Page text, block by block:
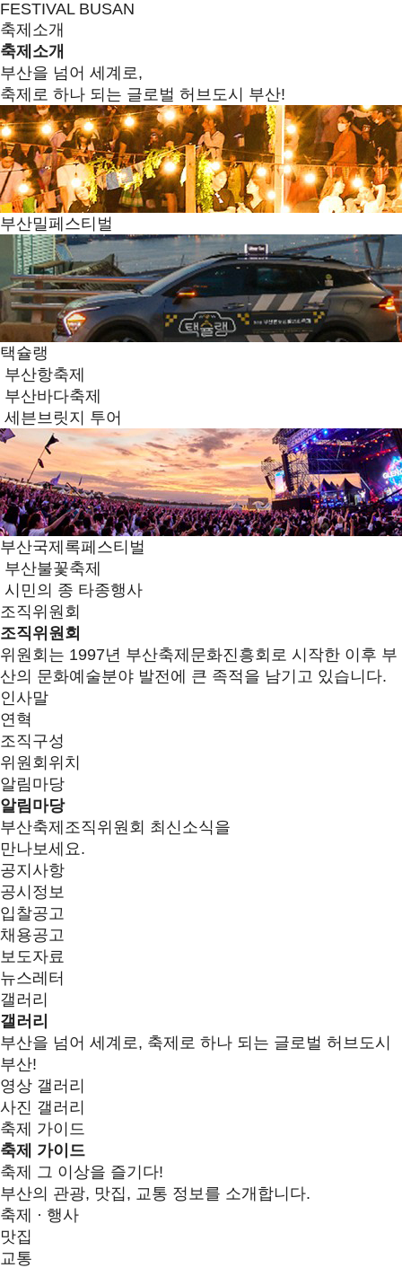
FESTIVAL BUSAN
축제소개
축제소개
부산을 넘어 세계로,
축제로 하나 되는 글로벌 허브도시 부산!
부산밀페스티벌
택슐랭
부산항축제
부산바다축제
세븐브릿지 투어
부산국제록페스티벌
부산불꽃축제
시민의 종 타종행사
조직위원회
조직위원회
위원회는 1997년 부산축제문화진흥회로 시작한 이후 부
산의 문화예술분야 발전에 큰 족적을 남기고 있습니다.
인사말
연혁
조직구성
위원회위치
알림마당
알림마당
부산축제조직위원회 최신소식을
만나보세요.
공지사항
공시정보
입찰공고
채용공고
보도자료
뉴스레터
갤러리
갤러리
부산을 넘어 세계로, 축제로 하나 되는 글로벌 허브도시
부산!
영상 갤러리
사진 갤러리
축제 가이드
축제 가이드
축제 그 이상을 즐기다!
부산의 관광, 맛집, 교통 정보를 소개합니다.
축제 · 행사
맛집
교통